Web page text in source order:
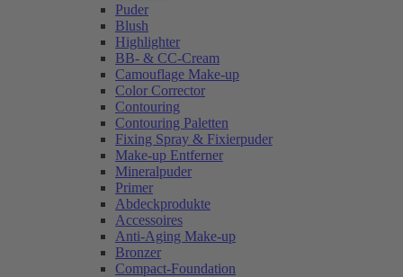
Puder
Blush
Highlighter
BB- & CC-Cream
Camouflage Make-up
Color Corrector
Contouring
Contouring Paletten
Fixing Spray & Fixierpuder
Make-up Entferner
Mineralpuder
Primer
Abdeckprodukte
Accessoires
Anti-Aging Make-up
Bronzer
Compact-Foundation